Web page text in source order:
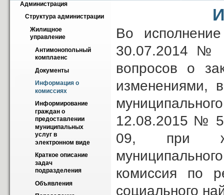
Администрация
Структура администрации
Жилищное
управление
Антимонопольный
комплаенс
Документы
Информация о
комиссиях
Информирование
граждан о
предоставлении
муниципальных
услуг в
электронном виде
Краткое описание
задач
подразделения
Объявления
Во
30.07.2014 №
вопросов о
изменениями,
12.08.2015 №
09, при
комиссия по
социального